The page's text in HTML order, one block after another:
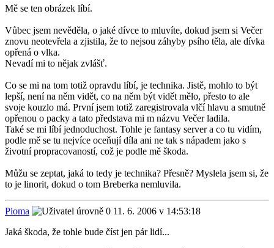
Mě se ten obrázek líbí.
Vůbec jsem nevěděla, o jaké dívce to mluvíte, dokud jsem si Večer
znovu neotevřela a zjistila, že to nejsou záhyby psího těla, ale dívka
opřená o vlka.
Nevadí mi to nějak zvlášť.
Co se mi na tom totiž opravdu líbí, je technika. Jistě, mohlo to být
lepší, není na něm vidět, co na něm být vidět mělo, přesto to ale
svoje kouzlo má. První jsem totiž zaregistrovala vlčí hlavu a smutně
opřenou o packy a tato představa mi m názvu Večer ladila.
Také se mi líbí jednoduchost. Tohle je fantasy server a co tu vidím,
podle mě se tu nejvíce oceňují díla ani ne tak s nápadem jako s
životní propracovaností, což je podle mě škoda.
Můžu se zeptat, jaká to tedy je technika? Přesně? Myslela jsem si, že
to je linorit, dokud o tom Breberka nemluvila.
Pioma
11. 6. 2006 v 14:53:18
Jaká škoda, že tohle bude číst jen pár lidí...